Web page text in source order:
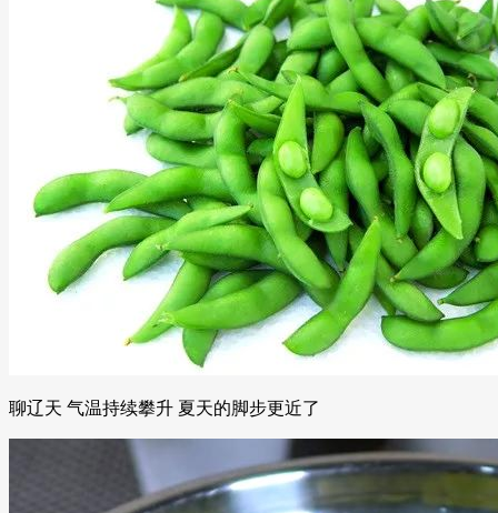
聊辽天 气温持续攀升 夏天的脚步更近了